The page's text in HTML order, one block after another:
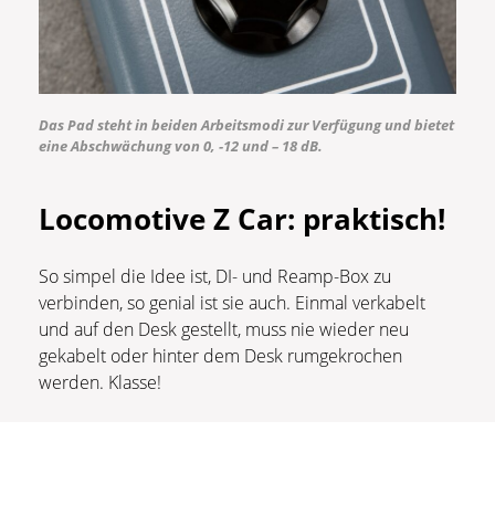
Das Pad steht in beiden Arbeitsmodi zur Verfügung und bietet
eine Abschwächung von 0, -12 und – 18 dB.
Locomotive Z Car: praktisch!
So simpel die Idee ist, DI- und Reamp-Box zu
verbinden, so genial ist sie auch. Einmal verkabelt
und auf den Desk gestellt, muss nie wieder neu
gekabelt oder hinter dem Desk rumgekrochen
werden. Klasse!